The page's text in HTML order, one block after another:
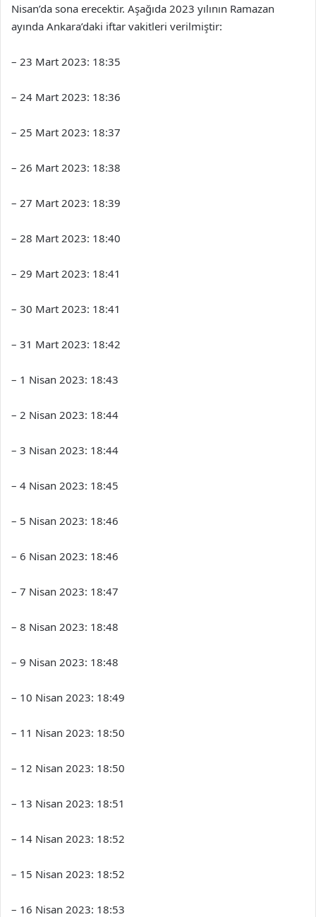
Nisan’da sona erecektir. Aşağıda 2023 yılının Ramazan
ayında Ankara’daki iftar vakitleri verilmiştir:
– 23 Mart 2023: 18:35
– 24 Mart 2023: 18:36
– 25 Mart 2023: 18:37
– 26 Mart 2023: 18:38
– 27 Mart 2023: 18:39
– 28 Mart 2023: 18:40
– 29 Mart 2023: 18:41
– 30 Mart 2023: 18:41
– 31 Mart 2023: 18:42
– 1 Nisan 2023: 18:43
– 2 Nisan 2023: 18:44
– 3 Nisan 2023: 18:44
– 4 Nisan 2023: 18:45
– 5 Nisan 2023: 18:46
– 6 Nisan 2023: 18:46
– 7 Nisan 2023: 18:47
– 8 Nisan 2023: 18:48
– 9 Nisan 2023: 18:48
– 10 Nisan 2023: 18:49
– 11 Nisan 2023: 18:50
– 12 Nisan 2023: 18:50
– 13 Nisan 2023: 18:51
– 14 Nisan 2023: 18:52
– 15 Nisan 2023: 18:52
– 16 Nisan 2023: 18:53